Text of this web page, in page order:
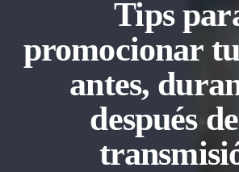
Tips
promocionar
antes,
después